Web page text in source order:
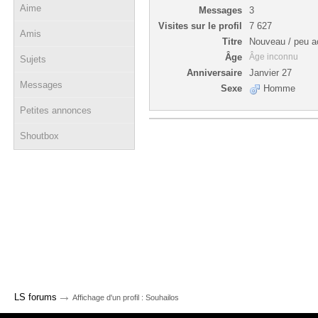
Aime
Amis
Sujets
Messages
Petites annonces
Shoutbox
Messages
3
Visites sur le profil
7 627
Titre
Nouveau / peu
Âge
Âge inconnu
Anniversaire
Janvier 27
Sexe
Homme
LS forums → Affichage d'un profil : Souhailos